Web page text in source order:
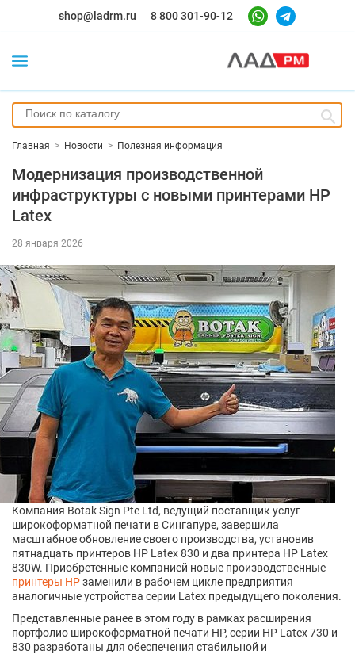
shop@ladrm.ru 8 800 301-90-12
Главная > Новости > Полезная информация
Модернизация производственной
инфраструктуры с новыми принтерами HP
Latex
28 января 2026
Компания Botak Sign Pte Ltd, ведущий поставщик услуг
широкоформатной печати в Сингапуре, завершила
масштабное обновление своего производства, установив
пятнадцать принтеров HP Latex 830 и два принтера HP Latex
830W. Приобретенные компанией новые производственные
принтеры HPзаменили в рабочем цикле предприятия
аналогичные устройства серии Latex предыдущего поколения.
Представленные ранее в этом году в рамках расширения
портфолио широкоформатной печати HP, серии HP Latex 730 и
830 разработаны для обеспечения стабильной и